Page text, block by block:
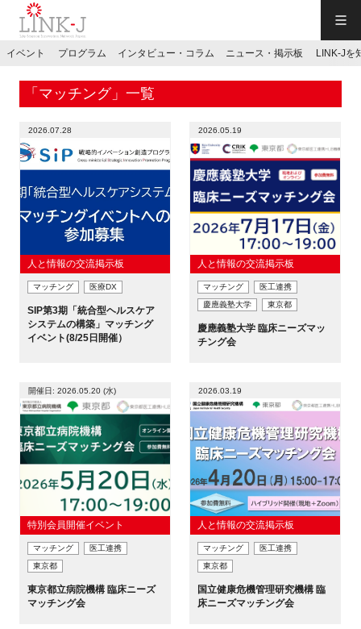
特別会員専用メニュー
施設ご予約
お問い合わせ
マイページ
新規登録
イベント
プログラム
インタビュー・コラム
ニュース・掲示板
LINK-Jを知る
イベント プログラム インタビュー・コラム ニュース・掲示板 LINK-Jを
「マッチング」一覧
2026.07.28
人と情報の交流掲示板
マッチング 医療DX
SIP第3期「統合型ヘルスケア
システムの構築」マッチング
イベント(8/25日開催）
2026.05.19
人と情報の交流掲示板
マッチング
医工連携
慶應義塾大学
東京都
慶應義塾大学 臨床ニーズマッ
チング会
開催日: 2026.05.20 (水)
特別会員開催イベント
マッチング
医工連携
東京都
東京都立病院機構 臨床ニーズ
マッチング会
2026.03.19
人と情報の交流掲示板
マッチング
医工連携
東京都
国立健康危機管理研究機構 臨
床ニーズマッチング会